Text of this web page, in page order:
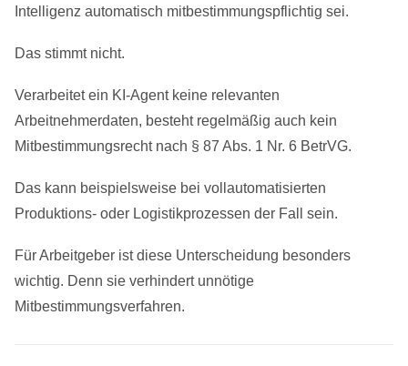
Intelligenz automatisch mitbestimmungspflichtig sei.
Das stimmt nicht.
Verarbeitet ein KI-Agent keine relevanten
Arbeitnehmerdaten, besteht regelmäßig auch kein
Mitbestimmungsrecht nach § 87 Abs. 1 Nr. 6 BetrVG.
Das kann beispielsweise bei vollautomatisierten
Produktions- oder Logistikprozessen der Fall sein.
Für Arbeitgeber ist diese Unterscheidung besonders
wichtig. Denn sie verhindert unnötige
Mitbestimmungsverfahren.